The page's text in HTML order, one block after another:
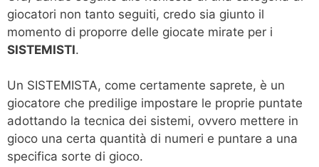
giocatori non tanto seguiti, credo sia giunto il
momento di proporre delle giocate mirate per i
SISTEMISTI.
Un SISTEMISTA, come certamente saprete, è un
giocatore che predilige impostare le proprie puntate
adottando la tecnica dei sistemi, ovvero mettere in
gioco una certa quantità di numeri e puntare a una
specifica sorte di gioco.